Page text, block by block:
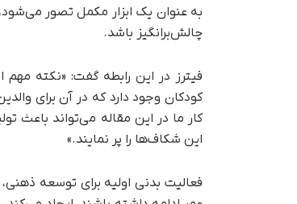
به عنوان یک ابزار مکمل تصور
چالش‌برانگیز باشد.
فیترز در این رابطه گفت: «نکته
کودکان وجود دارد که در آن برای
کار ما در این مقاله می‌تواند باعث
این شکاف‌ها را پر نمایند.»
فعالیت بدنی اولیه برای توسعه